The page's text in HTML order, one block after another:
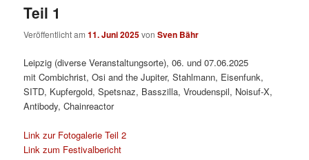
Teil 1
Veröffentlicht am11. Juni 2025vonSven Bähr
Leipzig (diverse Veranstaltungsorte), 06. und 07.06.2025
mit Combichrist, Osi and the Jupiter, Stahlmann, Eisenfunk,
SITD, Kupfergold, Spetsnaz, Basszilla, Vroudenspil, Noisuf-X,
Antibody, Chainreactor
Link zur Fotogalerie Teil 2
Link zum Festivalbericht